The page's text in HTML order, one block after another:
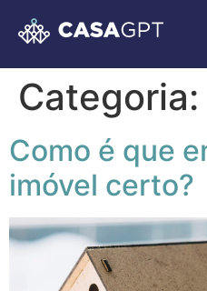
Categoria:
Como é que
imóvel certo?